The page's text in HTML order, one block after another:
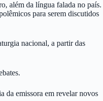
além da língua falada no país.
para serem discutidos
nacional, a partir das
da emissora em revelar novos